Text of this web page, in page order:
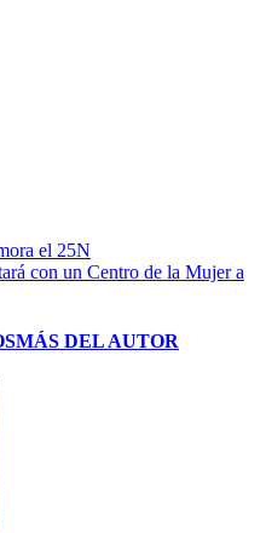
el 25N
con un Centro de la Mujer a
MÁS DEL AUTOR